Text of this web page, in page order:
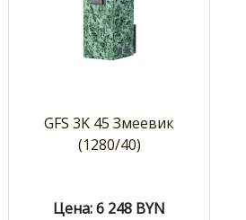
GFS 3K 45 Змеевик
(1280/40)
Цена: 6 248 BYN